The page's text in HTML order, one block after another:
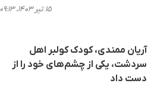
۱۵ تیر ۱۴۰۳، ۰۹:۱۳
آریان ممندی، کودک کولبر اهل
سردشت، یکی از چشم‌های خود را از
دست داد